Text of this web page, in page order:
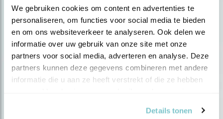
We gebruiken cookies om content en advertenties te
personaliseren, om functies voor social media te bieden
en om ons websiteverkeer te analyseren. Ook delen we
informatie over uw gebruik van onze site met onze
partners voor social media, adverteren en analyse. Deze
partners kunnen deze gegevens combineren met andere
informatie die u aan ze heeft verstrekt of die ze hebben
Details tonen